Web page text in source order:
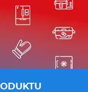
Partneři
Vstoupit